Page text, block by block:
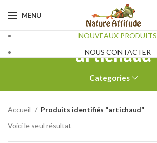
MENU
NOUVEAUX PRODUITS
NOUS CONTACTER
artichaud
Categories
Accueil
Produits identifiés “artichaud”
Voici le seul résultat